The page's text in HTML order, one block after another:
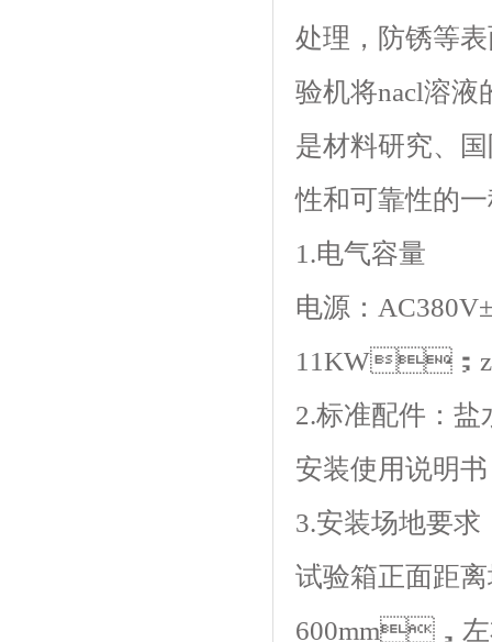
处理，防锈
验机将nacl溶液
是材料研究、
性和可靠性的一
1.电气容量
电源：
11KW；zui
2.标准配件：盐
安装使用说明书
3.安装场地要求
试验箱正面距
600mm，